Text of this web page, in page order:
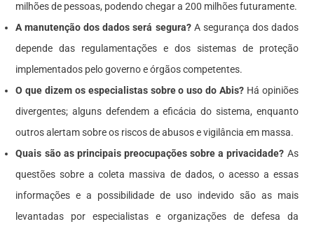
milhões de pessoas, podendo chegar a 200 milhões futuramente.
A manutenção dos dados será segura?A segurança dos dados
depende das regulamentações e dos sistemas de proteção
implementados pelo governo e órgãos competentes.
O que dizem os especialistas sobre o uso do Abis?Há opiniões
divergentes; alguns defendem a eficácia do sistema, enquanto
outros alertam sobre os riscos de abusos e vigilância em massa.
Quais são as principais preocupações sobre a privacidade? As
questões sobre a coleta massiva de dados, o acesso a essas
informações e a possibilidade de uso indevido são as mais
levantadas por especialistas e organizações de defesa da